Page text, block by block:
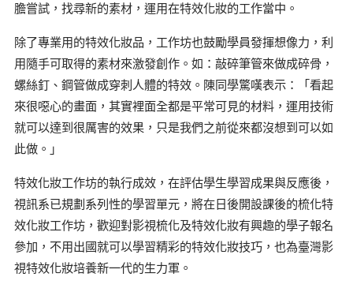
膽嘗試，找尋新的素材，運用在特效化妝的工作當中。
除了專業用的特效化妝品，工作坊也鼓勵學員發揮想像力，利
用隨手可取得的素材來激發創作。如：敲碎筆管來做成碎骨，
螺絲釘、鋼管做成穿刺人體的特效。陳同學驚嘆表示：「看起
來很噁心的畫面，其實裡面全都是平常可見的材料，運用技術
就可以達到很厲害的效果，只是我們之前從來都沒想到可以如
此做。」
特效化妝工作坊的執行成效，在評估學生學習成果與反應後，
視訊系已規劃系列性的學習單元，將在日後開設課後的梳化特
效化妝工作坊，歡迎對影視梳化及特效化妝有興趣的學子報名
參加，不用出國就可以學習精彩的特效化妝技巧，也為臺灣影
視特效化妝培養新一代的生力軍。